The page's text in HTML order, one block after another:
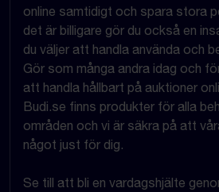
online samtidigt och spara stora
det är billigare gör du också en
du väljer att handla använda och
Gör som många andra idag och
att handla hållbart på auktioner
Budi.se finns produkter för alla
områden och vi är säkra på att
något just för dig.
Se till att bli en vardagshjälte